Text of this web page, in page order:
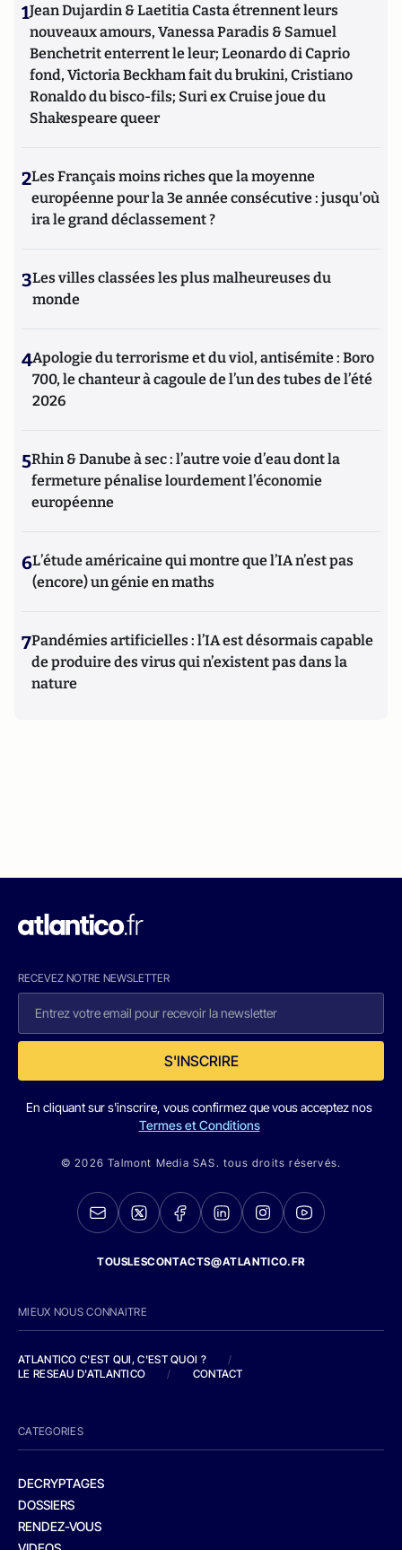
1Jean Dujardin & Laetitia Casta étrennent leurs
nouveaux amours, Vanessa Paradis & Samuel
Benchetrit enterrent le leur; Leonardo di Caprio
fond, Victoria Beckham fait du brukini, Cristiano
Ronaldo du bisco-fils; Suri ex Cruise joue du
Shakespeare queer
2Les Français moins riches que la moyenne
européenne pour la 3e année consécutive : jusqu'où
ira le grand déclassement ?
3Les villes classées les plus malheureuses du
monde
4Apologie du terrorisme et du viol, antisémite : Boro
700, le chanteur à cagoule de l’un des tubes de l’été
2026
5Rhin & Danube à sec : l’autre voie d’eau dont la
fermeture pénalise lourdement l’économie
européenne
6L’étude américaine qui montre que l’IA n’est pas
(encore) un génie en maths
7Pandémies artificielles : l’IA est désormais capable
de produire des virus qui n’existent pas dans la
nature
RECEVEZ NOTRE NEWSLETTER
S'INSCRIRE
En cliquant sur s'inscrire, vous confirmez que vous acceptez nos
Termes et Conditions
© 2026 Talmont Media SAS. tous droits réservés.
TOUSLESCONTACTS@ATLANTICO.FR
MIEUX NOUS CONNAITRE
ATLANTICO C'EST QUI, C'EST QUOI ?
/
LE RESEAU D'ATLANTICO
/ CONTACT
CATEGORIES
DECRYPTAGES
DOSSIERS
RENDEZ-VOUS